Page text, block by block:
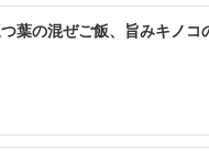
の混ぜご飯、旨みキノコ